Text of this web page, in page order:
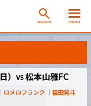
SEARCH MENU
）vs 松本山雅FC
ロメロフランク 福田晃斗